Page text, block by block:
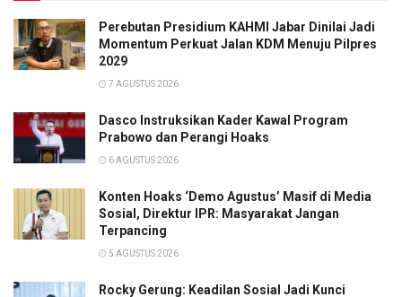
Perebutan Presidium KAHMI Jabar Dinilai Jadi
Momentum Perkuat Jalan KDM Menuju Pilpres
2029
7 AGUSTUS 2026
Dasco Instruksikan Kader Kawal Program
Prabowo dan Perangi Hoaks
6 AGUSTUS 2026
Konten Hoaks ‘Demo Agustus’ Masif di Media
Sosial, Direktur IPR: Masyarakat Jangan
Terpancing
5 AGUSTUS 2026
Rocky Gerung: Keadilan Sosial Jadi Kunci